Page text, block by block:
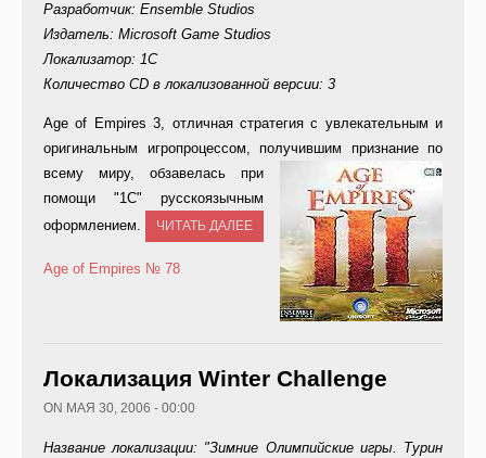
Разработчик: Ensemble Studios
Издатель: Microsoft Game Studios
Локализатор: 1С
Количество CD в локализованной версии: 3
Age of Empires 3, отличная стратегия с увлекательным и
оригинальным игропроцессом, получившим признание по
всему миру, обзавелась при
помощи "1С" русскоязычным
оформлением.
ЧИТАТЬ ДАЛЕЕ
Age of Empires № 78
Локализация Winter Challenge
ON МАЯ 30, 2006 - 00:00
Название локализации: "Зимние Олимпийские игры. Турин